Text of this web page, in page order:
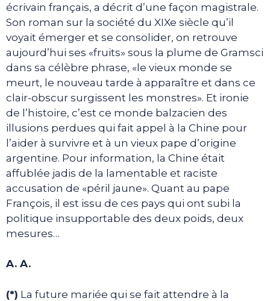
écrivain français, a décrit d’une façon magistrale.
Son roman sur la société du XIXe siècle qu’il
voyait émerger et se consolider, on retrouve
aujourd’hui ses «fruits» sous la plume de Gramsci
dans sa célèbre phrase, «le vieux monde se
meurt, le nouveau tarde à apparaître et dans ce
clair-obscur surgissent les monstres». Et ironie
de l’histoire, c’est ce monde balzacien des
illusions perdues qui fait appel à la Chine pour
l’aider à survivre et à un vieux pape d’origine
argentine. Pour information, la Chine était
affublée jadis de la lamentable et raciste
accusation de «péril jaune». Quant au pape
François, il est issu de ces pays qui ont subi la
politique insupportable des deux poids, deux
mesures…
A. A.
(*) La future mariée qui se fait attendre à la